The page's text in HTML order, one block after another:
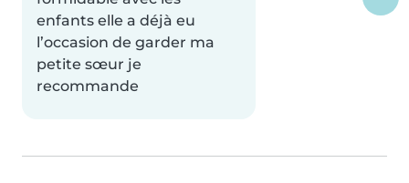
enfants elle a déjà eu
l’occasion de garder ma
petite sœur je
recommande